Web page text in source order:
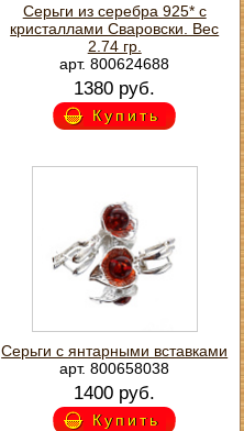
Серьги из серебра 925* с
кристаллами Сваровски. Вес
2.74 гр.
арт. 800624688
1380 руб.
Купить
Серьги с янтарными вставками
арт. 800658038
1400 руб.
Купить